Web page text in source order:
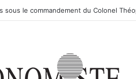
Ma’anshan entre dans la phase finale